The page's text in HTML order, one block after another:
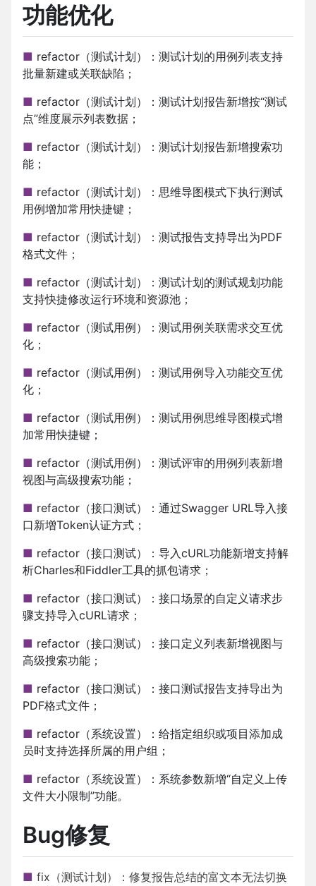
功能优化
■ refactor（测试计划）：测试计划的用例列表支持
批量新建或关联缺陷；
■ refactor（测试计划）：测试计划报告新增按“测试
点”维度展示列表数据；
■ refactor（测试计划）：测试计划报告新增搜索功
能；
■ refactor（测试计划）：思维导图模式下执行测试
用例增加常用快捷键；
■ refactor（测试计划）：测试报告支持导出为PDF
格式文件；
■ refactor（测试计划）：测试计划的测试规划功能
支持快捷修改运行环境和资源池；
■ refactor（测试用例）：测试用例关联需求交互优
化；
■ refactor（测试用例）：测试用例导入功能交互优
化；
■ refactor（测试用例）：测试用例思维导图模式增
加常用快捷键；
■ refactor（测试用例）：测试评审的用例列表新增
视图与高级搜索功能；
■ refactor（接口测试）：通过Swagger URL导入接
口新增Token认证方式；
■ refactor（接口测试）：导入cURL功能新增支持解
析Charles和Fiddler工具的抓包请求；
■ refactor（接口测试）：接口场景的自定义请求步
骤支持导入cURL请求；
■ refactor（接口测试）：接口定义列表新增视图与
高级搜索功能；
■ refactor（接口测试）：接口测试报告支持导出为
PDF格式文件；
■ refactor（系统设置）：给指定组织或项目添加成
员时支持选择所属的用户组；
■ refactor（系统设置）：系统参数新增“自定义上传
文件大小限制”功能。
Bug修复
■ fix（测试计划）：修复报告总结的富文本无法切换